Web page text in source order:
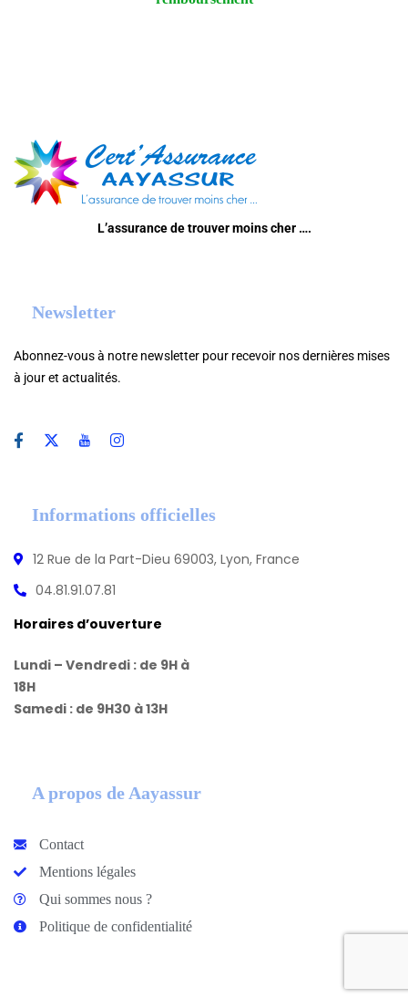
L’assurance de trouver moins cher ….
Newsletter
Abonnez-vous à notre newsletter pour recevoir nos dernières mises
à jour et actualités.
Informations officielles
12 Rue de la Part-Dieu 69003, Lyon, France
04.81.91.07.81
Horaires d’ouverture
Lundi – Vendredi : de 9H à
18H
Samedi : de 9H30 à 13H
A propos de Aayassur
Contact
Mentions légales
Qui sommes nous ?
Politique de confidentialité